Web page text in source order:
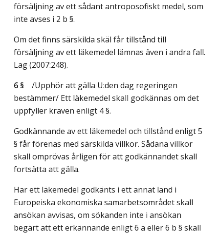
försäljning av ett sådant antroposofiskt medel, som
inte avses i 2 b §.
Om det finns särskilda skäl får tillstånd till
försäljning av ett läkemedel lämnas även i andra fall.
Lag (2007:248).
6 §
/Upphör att gälla U:den dag regeringen
bestämmer/ Ett läkemedel skall godkännas om det
uppfyller kraven enligt 4 §.
Godkännande av ett läkemedel och tillstånd enligt 5
§ får förenas med särskilda villkor. Sådana villkor
skall omprövas årligen för att godkännandet skall
fortsätta att gälla.
Har ett läkemedel godkänts i ett annat land i
Europeiska ekonomiska samarbetsområdet skall
ansökan avvisas, om sökanden inte i ansökan
begärt att ett erkännande enligt 6 a eller 6 b § skall